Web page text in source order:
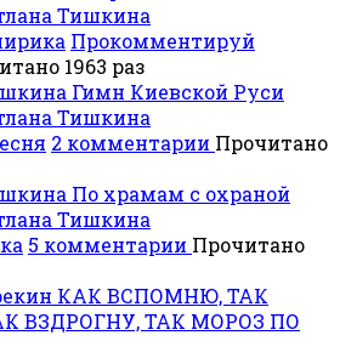
Тишкина
Прокомментируй
1963 раз
Гимн Киевской Руси
Тишкина
2 комментарии Прочитано
По храмам с охраной
Тишкина
5 комментарии Прочитано
КАК ВСПОМНЮ, ТАК
ВЗДРОГНУ, ТАК МОРОЗ ПО